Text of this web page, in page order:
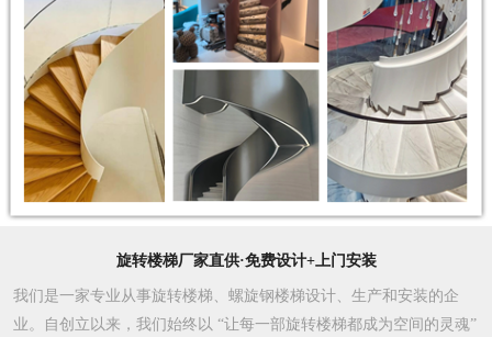
旋转楼梯厂家直供·免费设计+上门安装
我们是一家专业从事旋转楼梯、螺旋钢楼梯设计、生产和安装的企
业。自创立以来，我们始终以 “让每一部旋转楼梯都成为空间的灵魂”